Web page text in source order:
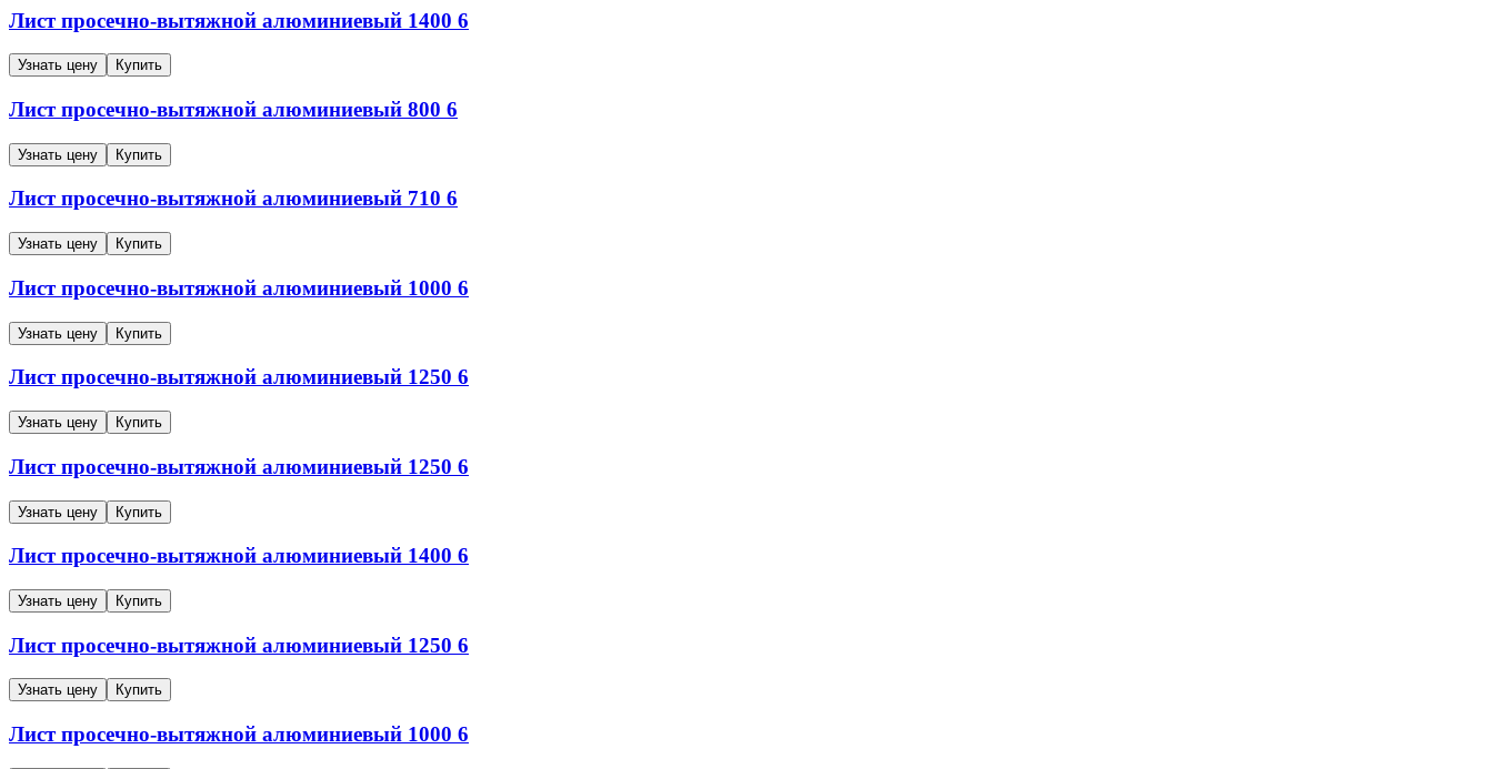
Лист просечно-вытяжной алюминиевый 1400 6
Узнать цену Купить
Лист просечно-вытяжной алюминиевый 800 6
Узнать цену Купить
Лист просечно-вытяжной алюминиевый 710 6
Узнать цену Купить
Лист просечно-вытяжной алюминиевый 1000 6
Узнать цену Купить
Лист просечно-вытяжной алюминиевый 1250 6
Узнать цену Купить
Лист просечно-вытяжной алюминиевый 1250 6
Узнать цену Купить
Лист просечно-вытяжной алюминиевый 1400 6
Узнать цену Купить
Лист просечно-вытяжной алюминиевый 1250 6
Узнать цену Купить
Лист просечно-вытяжной алюминиевый 1000 6